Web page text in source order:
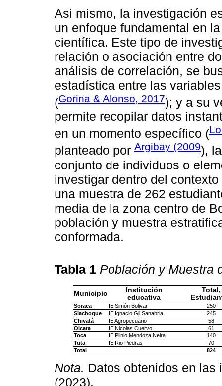
Asi mismo, la investigación
un enfoque fundamental en
científica. Este tipo de
relación o asociación entre
análisis de correlación, se
estadística entre las
(Gorina & Alonso, 2017); y a su
permite recopilar datos
en un momento específico (
planteado por Argibay (2009),
conjunto de individuos o
investigar dentro del
una muestra de 262
media de la zona centro de
población y muestra
conformada.
Tabla 1 Población y Muestra
Municipio
Institución
educativa
Total,
Soraca IE Simón Bolivar
250
Siachoque
IE Ignacio Gil Sanabria
245
Chivatá
IE Agropecuario
58
Oicata
IE Nicolas Cuervo
61
Toca
IE Plinio Mendoza Neira
140
Tuta
IE Rio Piedras
70
Total
824
Nota. Datos obtenidos en las
(2023).